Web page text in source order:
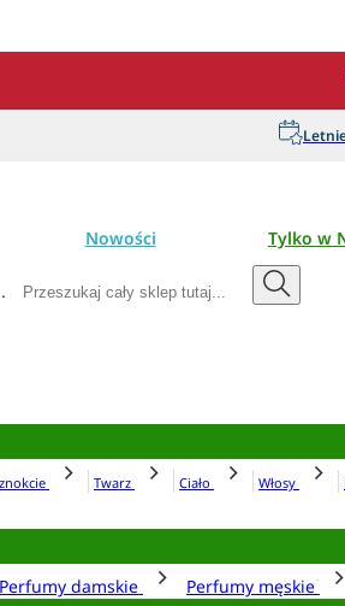
Nowości Tylko w
Twarz Ciało Włosy
Perfumy damskie Perfumy męskie